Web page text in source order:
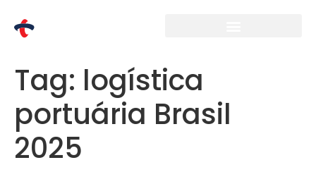
Tag: logística
portuária Brasil
2025